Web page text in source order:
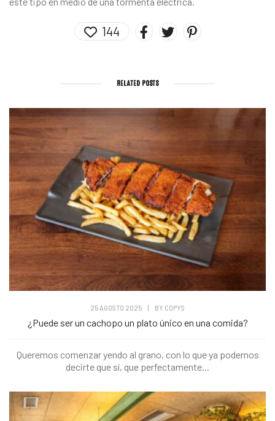
144
RELATED POSTS
25 AGOSTO 2025 BY COPYS
¿Puede ser un cachopo un plato único en una comida?
Queremos comenzar yendo al grano, con lo que ya podemos
decirte que sí, que perfectamente...